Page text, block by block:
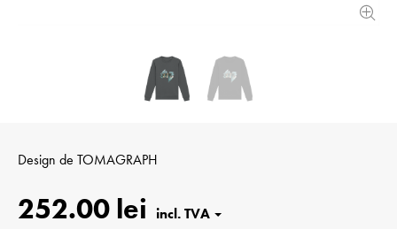
Design de TOMAGRAPH
252.00 lei